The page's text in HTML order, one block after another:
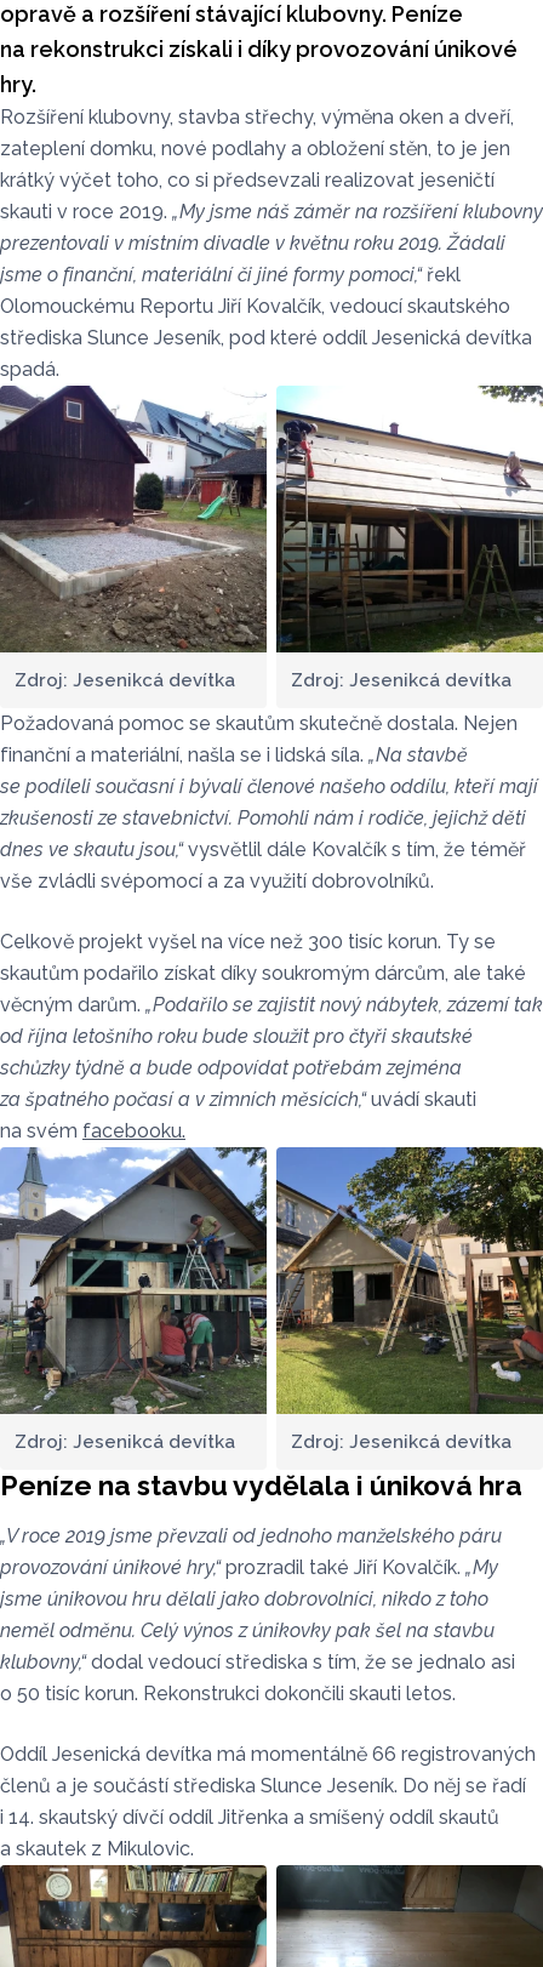
opravě a rozšíření stávající klubovny. Peníze
na rekonstrukci získali i díky provozování únikové
hry.
Rozšíření klubovny, stavba střechy, výměna oken a dveří,
zateplení domku, nové podlahy a obložení stěn, to je jen
krátký výčet toho, co si předsevzali realizovat jeseničtí
skauti v roce 2019. „My jsme náš záměr na rozšíření klubovny
prezentovali v místním divadle v květnu roku 2019. Žádali
jsme o finanční, materiální či jiné formy pomoci,“řekl
Olomouckému Reportu Jiří Kovalčík, vedoucí skautského
střediska Slunce Jeseník, pod které oddíl Jesenická devítka
spadá.
Zdroj: Jesenikcá devítka Zdroj: Jesenikcá devítka
Požadovaná pomoc se skautům skutečně dostala. Nejen
finanční a materiální, našla se i lidská síla. „Na stavbě
se podíleli současní i bývalí členové našeho oddílu, kteří mají
zkušenosti ze stavebnictví. Pomohli nám i rodiče, jejichž děti
dnes ve skautu jsou,“vysvětlil dále Kovalčík s tím, že téměř
vše zvládli svépomocí a za využití dobrovolníků.
Celkově projekt vyšel na více než 300 tisíc korun. Ty se
skautům podařilo získat díky soukromým dárcům, ale také
věcným darům. „Podařilo se zajistit nový nábytek, zázemí tak
od října letošního roku bude sloužit pro čtyři skautské
schůzky týdně a bude odpovídat potřebám zejména
za špatného počasí a v zimních měsících,“uvádí skauti
na svém facebooku.
Zdroj: Jesenikcá devítka Zdroj: Jesenikcá devítka
Peníze na stavbu vydělala i úniková hra
„V roce 2019 jsme převzali od jednoho manželského páru
provozování únikové hry,“prozradil také Jiří Kovalčík. „My
jsme únikovou hru dělali jako dobrovolníci, nikdo z toho
neměl odměnu. Celý výnos z únikovky pak šel na stavbu
klubovny,“dodal vedoucí střediska s tím, že se jednalo asi
o 50 tisíc korun. Rekonstrukci dokončili skauti letos.
Oddíl Jesenická devítka má momentálně 66 registrovaných
členů a je součástí střediska Slunce Jeseník. Do něj se řadí
i 14. skautský dívčí oddíl Jitřenka a smíšený oddíl skautů
a skautek z Mikulovic.